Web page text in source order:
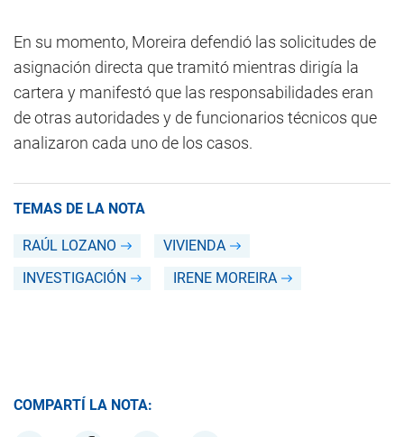
En su momento, Moreira defendió las solicitudes de
asignación directa que tramitó mientras dirigía la
cartera y manifestó que las responsabilidades eran
de otras autoridades y de funcionarios técnicos que
analizaron cada uno de los casos.
TEMAS DE LA NOTA
RAÚL LOZANO
VIVIENDA
INVESTIGACIÓN
IRENE MOREIRA
COMPARTÍ LA NOTA: